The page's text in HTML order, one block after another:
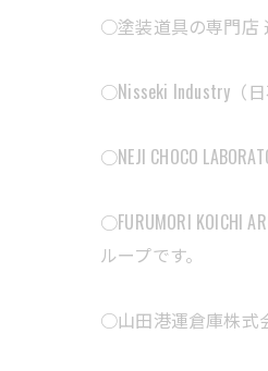
○塗装道具の専門店
○Nisseki Industry（
○NEJI CHOCO
○FURUMORI KOICHI
ループです。
○山田港運倉庫株式